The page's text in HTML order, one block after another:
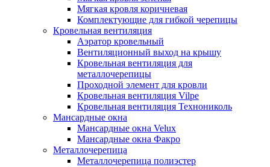
Мягкая кровля коричневая
Комплектующие для гибкой черепицы
Кровельная вентиляция
Аэратор кровельный
Вентиляционный выход на крышу
Кровельная вентиляция для
металлочерепицы
Проходной элемент для кровли
Кровельная вентиляция Vilpe
Кровельная вентиляция Технониколь
Мансардные окна
Мансардные окна Velux
Мансардные окна Факро
Металлочерепица
Металлочерепица полиэстер